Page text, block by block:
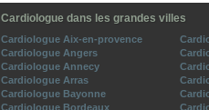
Cardiologue dans les grandes villes
Cardiologue Aix-en-provence
Cardiologue Angers
Cardiologue Annecy
Cardiologue Arras
Cardiologue Bayonne
Cardiologue Bordeaux